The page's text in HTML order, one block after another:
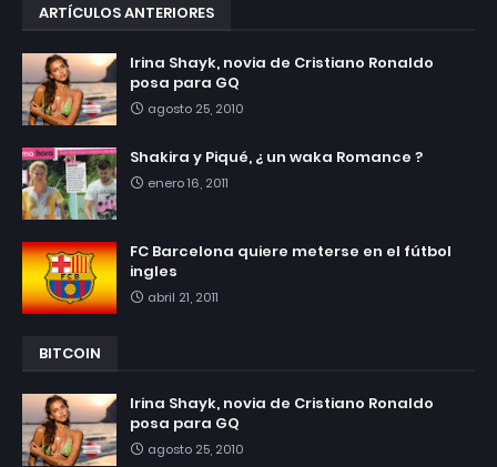
ARTÍCULOS ANTERIORES
Irina Shayk, novia de Cristiano Ronaldo
posa para GQ
agosto 25, 2010
Shakira y Piqué, ¿ un waka Romance ?
enero 16, 2011
FC Barcelona quiere meterse en el fútbol
ingles
abril 21, 2011
BITCOIN
Irina Shayk, novia de Cristiano Ronaldo
posa para GQ
agosto 25, 2010